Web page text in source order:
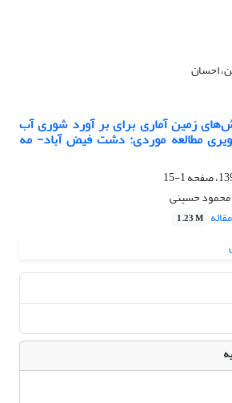
احسان
زمین آماری برای بر آورد شوری آب
مطالعه موردی: دشت فیض آباد- مه
1-15
محمود حسینی
1.23 M